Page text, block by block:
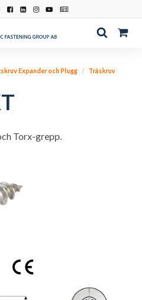
Expander och Plugg
Träskruv
Torx-grepp.